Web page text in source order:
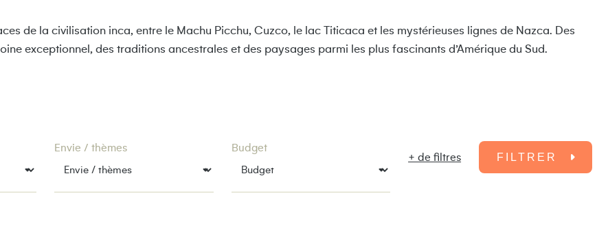
de la civilisation inca, entre le Machu Picchu, Cuzco, le lac Titicaca et les mystérieuses lignes de Nazca. Des
exceptionnel, des traditions ancestrales et des paysages parmi les plus fascinants d’Amérique du Sud.
Envie / thèmes
Budget
+ de filtres
FILTRER